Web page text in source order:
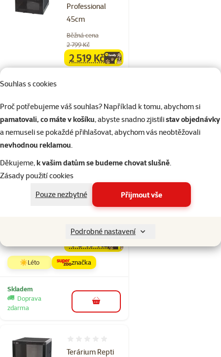
Souhlas s cookies
Proč potřebujeme váš souhlas? Například k tomu, abychom si
pamatovali, co máte v košíku, abyste snadno zjistilistav objednávky
a nemuseli se pokaždé přihlašovat, abychom vás neobtěžovali
nevhodnou reklamou.
Děkujeme,k vašim datům se budeme chovat slušně.
Zásady použití cookies
Pouze nezbytné
Přijmout vše
Podrobné nastavení
Professional
45cm
Běžná cena
2 799 Kč
familycena
2 519 Kč
Skladem
Doprava
zdarma
do košíku
Terárium Repti
Planet síťované
Professional
4 499 Kč
familycena
4 049 Kč
☀️Léto značka
Skladem
Doprava
zdarma
do košíku
Terárium Repti